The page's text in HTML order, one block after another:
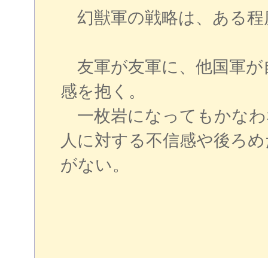
幻獣軍の戦略は、ある程
友軍が友軍に、他国軍が
感を抱く。
一枚岩になってもかなわ
人に対する不信感や後ろ
がない。